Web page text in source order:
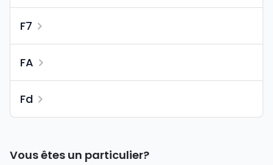
F7
FA
Fd
Vous êtes un particulier?